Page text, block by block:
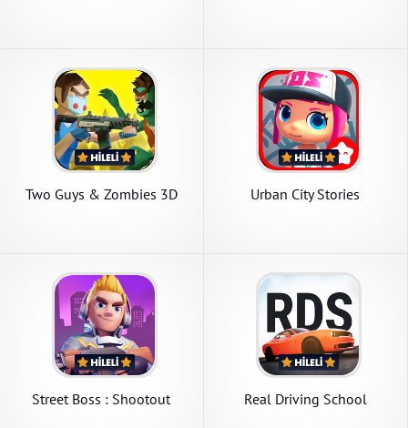
Two Guys & Zombies 3D Urban City Stories
Street Boss : Shootout Real Driving School